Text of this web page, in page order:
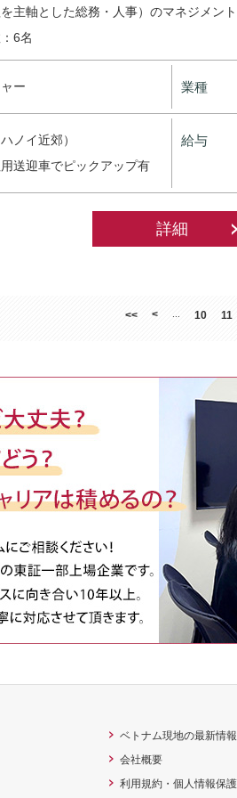
主軸とした総務・人事）のマネジメント
6名
ー 業種
ノイ近郊）
送迎車でピックアップ有
給与
詳細
<< < 10 11
ベトナム現地の最新情
会社概要
利用規約・個人情報保護